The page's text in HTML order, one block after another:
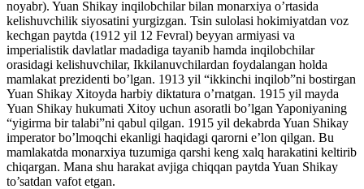
noyabr). Yuan Shikay inqilobchilar bilan monarxiya o’rtasida
kelishuvchilik siyosatini yurgizgan. Tsin sulolasi hokimiyatdan voz
kechgan paytda (1912 yil 12 Fevral) beyyan armiyasi va
imperialistik davlatlar madadiga tayanib hamda inqilobchilar
orasidagi kelishuvchilar, Ikkilanuvchilardan foydalangan holda
mamlakat prezidenti bo’lgan. 1913 yil “ikkinchi inqilob”ni bostirgan
Yuan Shikay Xitoyda harbiy diktatura o’rnatgan. 1915 yil mayda
Yuan Shikay hukumati Xitoy uchun asoratli bo’lgan Yaponiyaning
“yigirma bir talabi”ni qabul qilgan. 1915 yil dekabrda Yuan Shikay
imperator bo’lmoqchi ekanligi haqidagi qarorni e’lon qilgan. Bu
mamlakatda monarxiya tuzumiga qarshi keng xalq harakatini keltirib
chiqargan. Mana shu harakat avjiga chiqqan paytda Yuan Shikay
to’satdan vafot etgan.